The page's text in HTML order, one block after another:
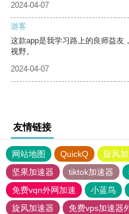
2024-04-07
游客
这款app是我学习路上的良师益友
视野。
2024-04-07
友情链接
网站地图 QuickQ 旋风
坚果加速器
tiktok加速器
免费vqn外网加速
小蓝鸟
旋风加速器
免费vps加速器